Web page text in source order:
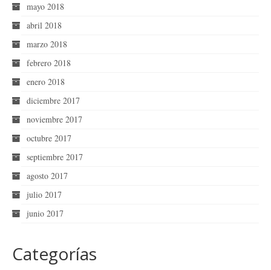
mayo 2018
abril 2018
marzo 2018
febrero 2018
enero 2018
diciembre 2017
noviembre 2017
octubre 2017
septiembre 2017
agosto 2017
julio 2017
junio 2017
Categorías